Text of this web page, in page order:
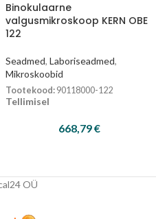
Binokulaarne
valgusmikroskoop KERN OBE
122
Seadmed, Laboriseadmed,
Mikroskoobid
Tootekood: 90118000-122
Tellimisel
668,79€
OÜ